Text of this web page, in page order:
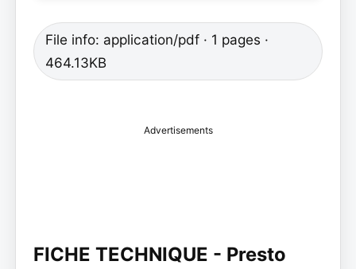
File info: application/pdf · 1 pages ·
464.13KB
Advertisements
FICHE TECHNIQUE - Presto